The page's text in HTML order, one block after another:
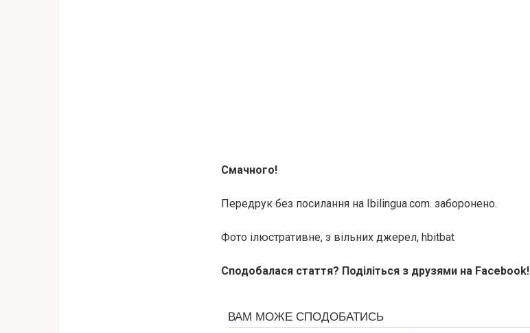
Смачного!
Передрук без посилання на Ibilingua.com. заборонено.
Фото ілюстративне, з вільних джерел, hbitbat
Сподобалася стаття? Поділіться з друзями на Facebook!